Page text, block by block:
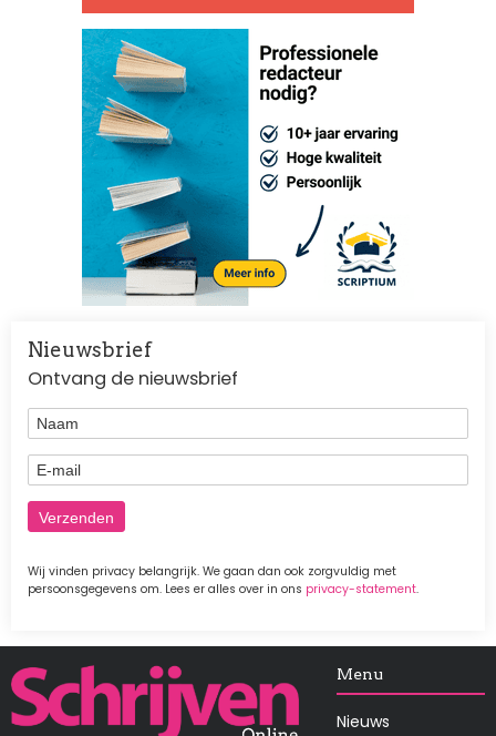
Nieuwsbrief
Ontvang de nieuwsbrief
Naam
E-mail
Wij vinden privacy belangrijk. We gaan dan ook zorgvuldig met
persoonsgegevens om. Lees er alles over in ons privacy-statement.
Afbeelding Menu
Nieuws